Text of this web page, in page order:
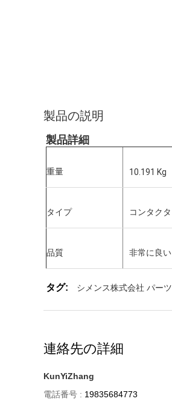
製品の説明
製品詳細
重量 10.191 Kg
タイプ コンタクタ
品質 非常に良い
タグ: シメンス株式会社 パーツ
連絡先の詳細
KunYiZhang
電話番号 : 19835684773